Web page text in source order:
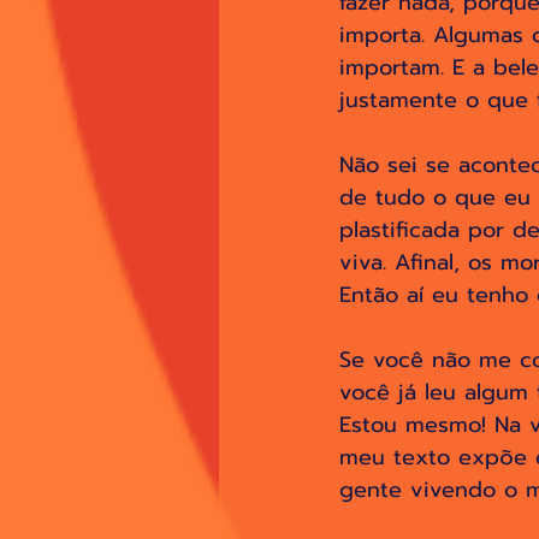
importa.
importam. E a
justamente o
Não sei se
de tudo o que eu
plastificada por
viva. Afinal, os
Então aí eu
Se você não me
você já leu algum
Estou mesmo!
meu texto expõe
gente vivendo o